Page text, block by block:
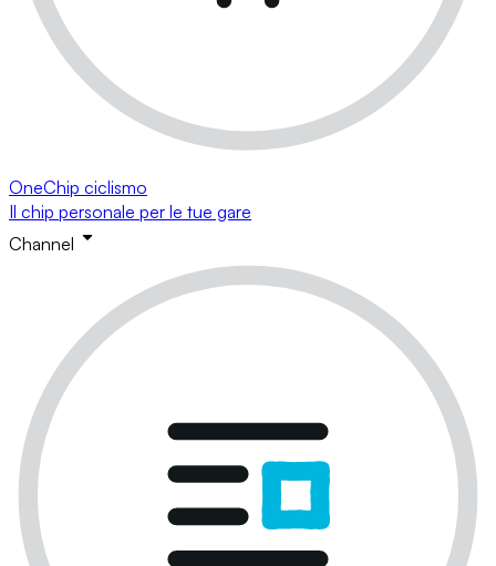
OneChip ciclismo
Il chip personale per le tue gare
Channel